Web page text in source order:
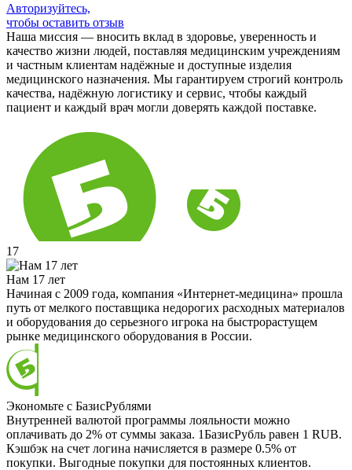
Авторизуйтесь,
чтобы оставить отзыв
Наша миссия — вносить вклад в здоровье, уверенность и
качество жизни людей, поставляя медицинским учреждениям
и частным клиентам надёжные и доступные изделия
медицинского назначения. Мы гарантируем строгий контроль
качества, надёжную логистику и сервис, чтобы каждый
пациент и каждый врач могли доверять каждой поставке.
17
Нам 17 лет
Начиная с 2009 года, компания «Интернет-медицина» прошла
путь от мелкого поставщика недорогих расходных материалов
и оборудования до серьезного игрока на быстрорастущем
рынке медицинского оборудования в России.
Экономьте с БазисРублями
Внутренней валютой программы лояльности можно
оплачивать до 2% от суммы заказа. 1БазисРубль равен 1 RUB.
Кэшбэк на счет логина начисляется в размере 0.5% от
покупки. Выгодные покупки для постоянных клиентов.